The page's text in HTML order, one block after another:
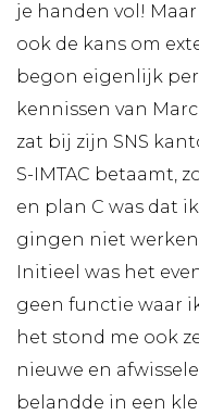
je handen vol!
ook de kans om
begon eigenlijk
kennissen van
zat bij zijn SNS
S-IMTAC betaamt,
en plan C was dat
gingen niet
Initieel was het
geen functie waar
het stond me ook
nieuwe en
belandde in een